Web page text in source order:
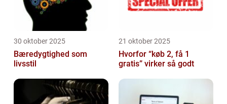
30 oktober 2025
Bæredygtighed som
livsstil
21 oktober 2025
Hvorfor “køb 2, få 1
gratis” virker så godt